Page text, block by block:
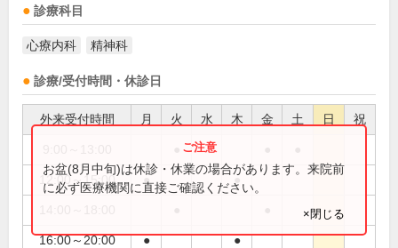
診療科目
心療内科 精神科
診療/受付時間・休診日
外来受付時間 月 火 水 木 金 土 日 祝
12:00～15:00 ● ●
16:00～20:00 ● ●
お盆(8月中旬)は休診・休業の場合があります。来院前
に必ず医療機関に直接ご確認ください。
×閉じる